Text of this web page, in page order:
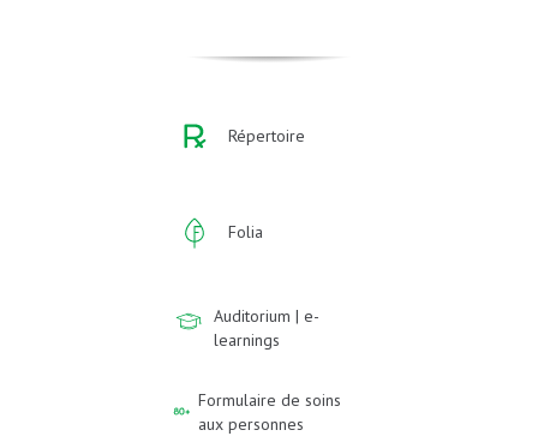
Répertoire
Folia
Auditorium | e-
learnings
Formulaire de soins
aux personnes